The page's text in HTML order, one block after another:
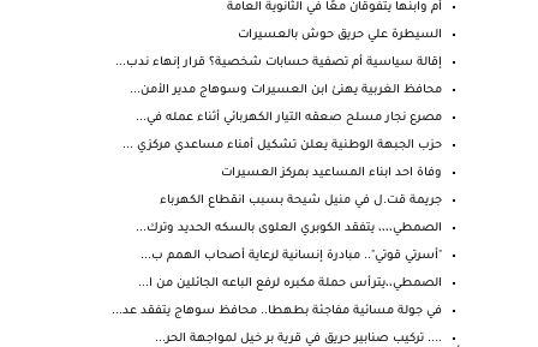
أم وابنها يتفوقان معًا في الثانوية العامة
السيطرة علي حريق حوش بالعسيرات
إقالة سياسية أم تصفية حسابات شخصية؟ قرار إنهاء ندب...
محافظ الغربية يهنئ ابن العسيرات وسوهاج مدير الأمن...
مصرع نجار مسلح صعقه التيار الكهربائي أثناء عمله في...
حزب الجبهة الوطنية يعلن تشكيل أمناء مساعدي مركزي ...
وفاة احد ابناء المساعيد بمركز العسيرات
جريمة قت.ل في منيل شيحة بسبب انقطاع الكهرباء
الصمطي،،،، يتفقد الكوبري العلوى بالسكه الحديد وترك...
"أسرتي قوتي".. مبادرة إنسانية لرعاية أصحاب الهمم ب...
الصمطي،،يترأس حملة مكبره لرفع الباعه الجائلين من ا...
في جولة مسائية مفاجئة بطهطا.. محافظ سوهاج يتفقد عد...
.... تركيب صنابير حريق في قرية بر خيل لمواجهة الحر...